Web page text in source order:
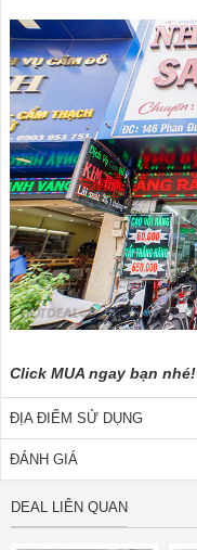
Click MUA ngay bạn nhé!
ĐỊA ĐIỂM SỬ DỤNG
ĐÁNH GIÁ
DEAL LIÊN QUAN